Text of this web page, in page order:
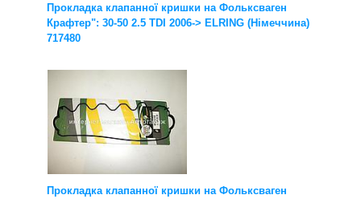
Прокладка клапанної кришки на Фольксваген
Крафтер": 30-50 2.5 TDI 2006-> ELRING (Німеччина)
717480
Прокладка клапанної кришки на Фольксваген